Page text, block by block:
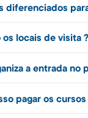
diferenciados
os locais de visita ?
a entrada no
pagar os